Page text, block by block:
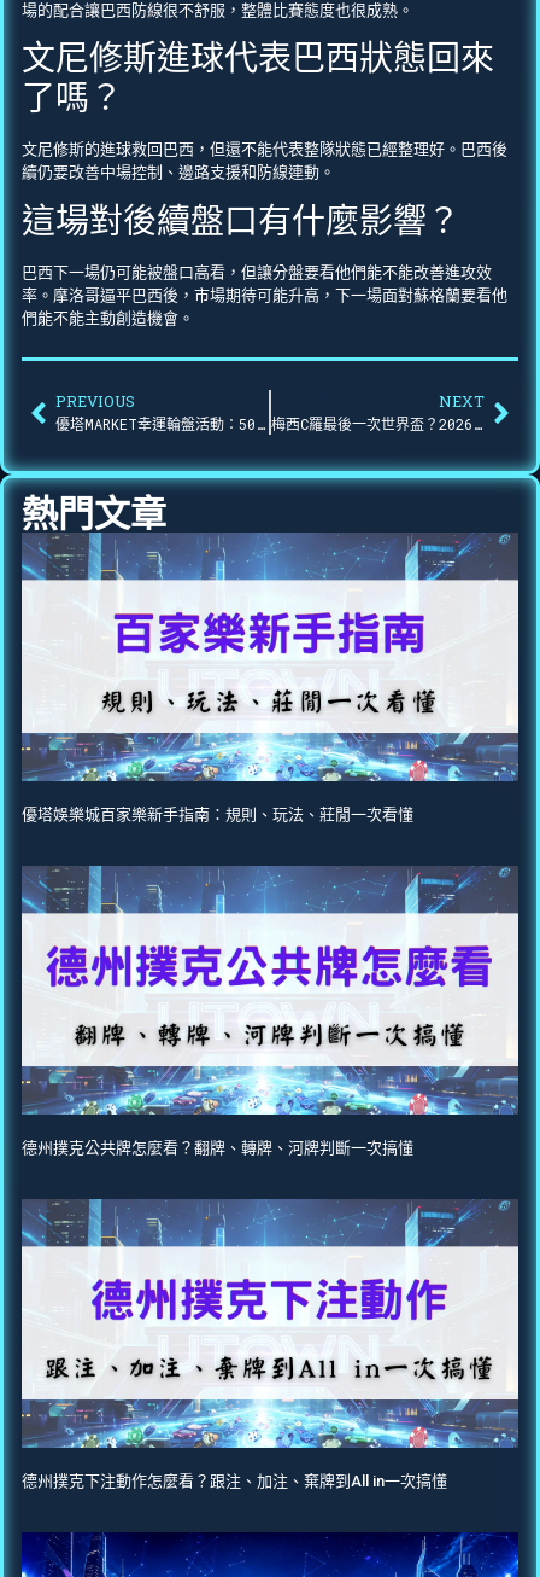
場的配合讓巴西防線很不舒服，整體比賽態度也很成熟。
文尼修斯進球代表巴西狀態回來
了嗎？
文尼修斯的進球救回巴西，但還不能代表整隊狀態已經整理好。巴西後
續仍要改善中場控制、邊路支援和防線連動。
這場對後續盤口有什麼影響？
巴西下一場仍可能被盤口高看，但讓分盤要看他們能不能改善進攻效
率。摩洛哥逼平巴西後，市場期待可能升高，下一場面對蘇格蘭要看他
們能不能主動創造機會。
PREVIOUS
優塔MARKET幸運輪盤活動：500U一次抽獎機會，8大獎項怎麼領？
NEXT
梅西C羅最後一次世界盃？2026雙王最後一舞，盤口判斷要看什麼
熱門文章
優塔娛樂城百家樂新手指南：規則、玩法、莊閒一次看懂
德州撲克公共牌怎麼看？翻牌、轉牌、河牌判斷一次搞懂
德州撲克下注動作怎麼看？跟注、加注、棄牌到All in一次搞懂